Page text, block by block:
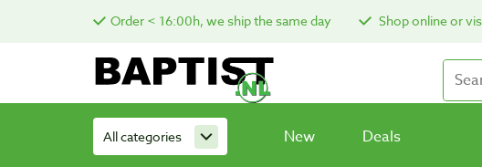
Order < 16:00h, we ship the same day Shop online or
All categories New Deals